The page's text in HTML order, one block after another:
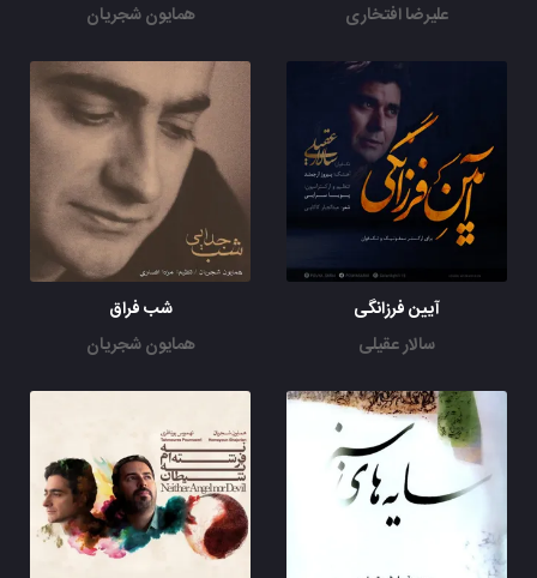
علیرضا افتخاری
همایون شجریان
آیین فرزانگی
سالار عقیلی
شب فراق
همایون شجریان